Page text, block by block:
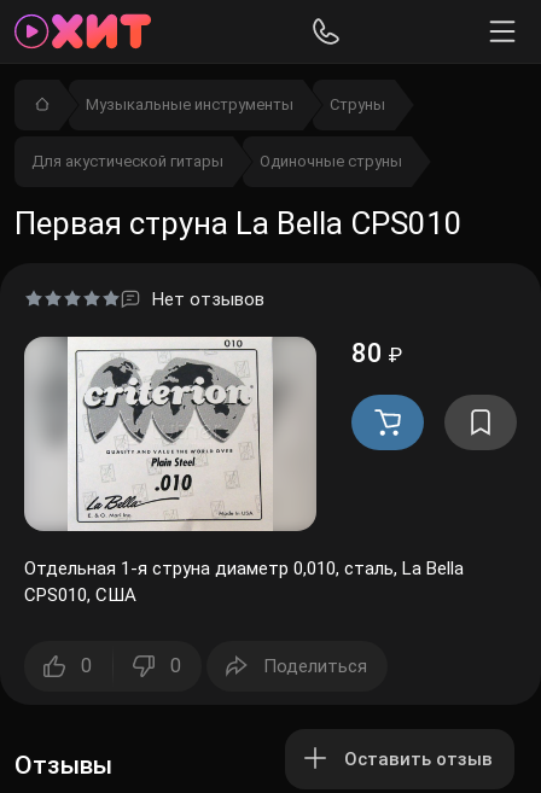
Музыкальные инструменты Струны
Для акустической гитары Одиночные струны
Первая струна La Bella CPS010
Нет отзывов
80 ₽
Отдельная 1-я струна диаметр 0,010, сталь, La Bella
CPS010, США
0 0 Поделиться
Отзывы Оставить отзыв